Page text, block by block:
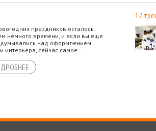
праздников осталось
немного времени, и если вы еще
над оформлением
интерьера, сейчас самое...
12